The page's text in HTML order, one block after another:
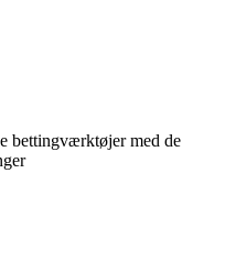
bettingværktøjer med de